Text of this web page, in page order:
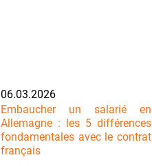
06.03.2026
Embaucher un salarié en
Allemagne : les 5 différences
fondamentales avec le contrat
français